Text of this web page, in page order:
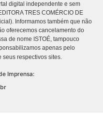
digital independente e sem
TRES COMÉRCIO DE
Informamos também que não
oferecemos cancelamento do
de nome ISTOÉ, tampouco
apenas pelo
seus respectivos sites.
Imprensa: